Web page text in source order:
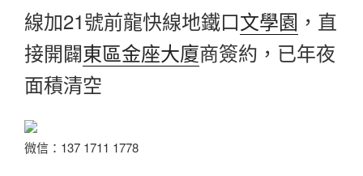
線加21號前龍快線地鐵口文學園 ，直
接開闢東區金座大廈商簽約，已年夜
面積清空
微信：137 1711 1778